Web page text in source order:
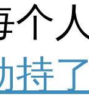
个
持